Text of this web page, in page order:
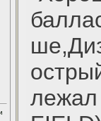
лежал